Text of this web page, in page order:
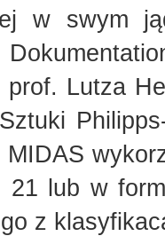
w swym
prof. Lutza
lub w
z